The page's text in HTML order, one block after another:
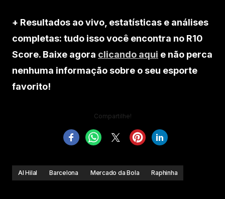
+ Resultados ao vivo, estatísticas e análises
completas: tudo isso você encontra no R10
Score. Baixe agora clicando aqui e não perca
nenhuma informação sobre o seu esporte
favorito!
Compartilhe!
Al Hilal Barcelona Mercado da Bola Raphinha